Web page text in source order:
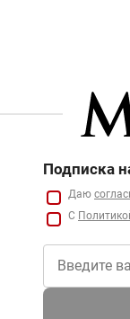
Подписка
Даю
С